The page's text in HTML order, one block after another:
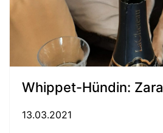
Whippet-Hündin: Zara
13.03.2021